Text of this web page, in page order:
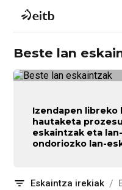
Beste lan
Izendapen
hautaketa
eskaintzak eta
ondoriozko lan-
Eskaintza irekiak /